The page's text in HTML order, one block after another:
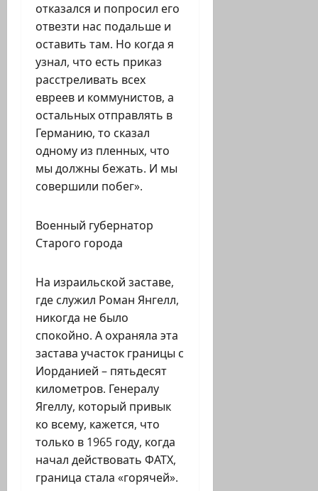
отказался и попросил его
отвезти нас подальше и
оставить там. Но когда я
узнал, что есть приказ
расстреливать всех
евреев и коммунистов, а
остальных отправлять в
Германию, то сказал
одному из пленных, что
мы должны бежать. И мы
совершили побег».
Военный губернатор
Старого города
На израильской заставе,
где служил Роман Янгелл,
никогда не было
спокойно. А охраняла эта
застава участок границы с
Иорданией – пятьдесят
километров. Генералу
Ягеллу, который привык
ко всему, кажется, что
только в 1965 году, когда
начал действовать ФАТХ,
граница стала «горячей».